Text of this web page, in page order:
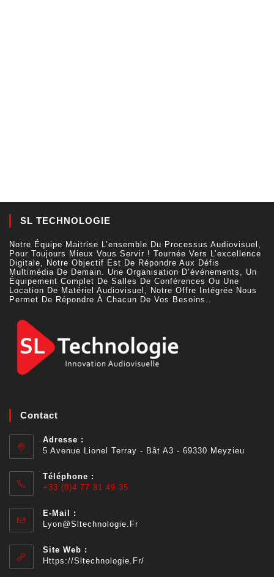
SL TECHNOLOGIE
Notre Équipe Maitrise L’ensemble Du Processus Audiovisuel,
Pour Toujours Mieux Vous Servir ! Tournée Vers L’excellence
Digitale, Notre Objectif Est De Répondre Aux Défis
Multimédia De Demain. Une Organisation D’événements, Un
Équipement Complet De Salles De Conférences Ou Une
Location De Matériel Audiovisuel, Notre Offre Intégrée Nous
Permet De Répondre À Chacun De Vos Besoins..
Contact
Adresse :
5 Avenue Lionel Terray - Bât A3 - 69330 Meyzieu
Téléphone :
+33 (0)4 77 81 49 35
E-Mail :
Lyon@sltechnologie.fr
Site Web :
Https://sltechnologie.fr/